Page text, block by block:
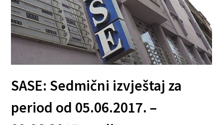
SASE: Sedmični izvještaj za
period od 05.06.2017. –